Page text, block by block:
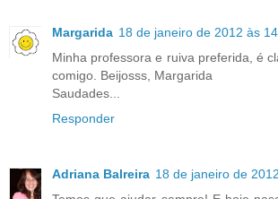
Margarida 18 de janeiro de 2012 às
Minha professora e ruiva preferida, é
comigo. Beijosss, Margarida
Saudades...
Responder
Adriana Balreira 18 de janeiro de